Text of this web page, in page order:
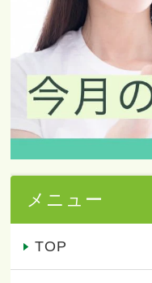
メニュー
TOP